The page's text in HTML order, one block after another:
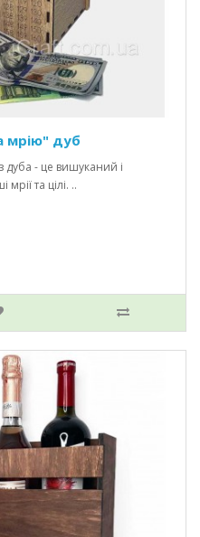
мрію" дуб
дуба - це вишуканий і
та цілі. ..